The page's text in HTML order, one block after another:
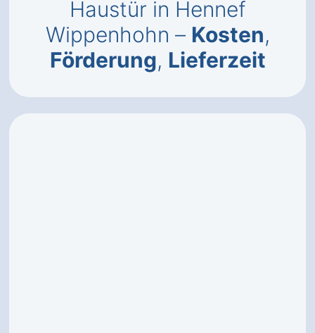
Haustür in Hennef
Wippenhohn – Kosten,
Förderung, Lieferzeit